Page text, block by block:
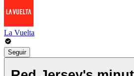
La Vuelta
Seguir